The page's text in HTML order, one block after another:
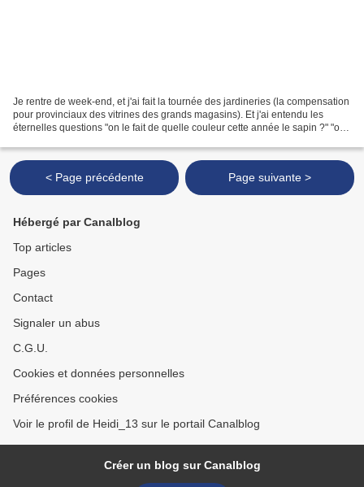
Je rentre de week-end, et j'ai fait la tournée des jardineries (la compensation
pour provinciaux des vitrines des grands magasins). Et j'ai entendu les
éternelles questions "on le fait de quelle couleur cette année le sapin ?" "on
< Page précédente Page suivante >
Hébergé par Canalblog
Top articles
Pages
Contact
Signaler un abus
C.G.U.
Cookies et données personnelles
Préférences cookies
Voir le profil de Heidi_13 sur le portail Canalblog
Créer un blog sur Canalblog